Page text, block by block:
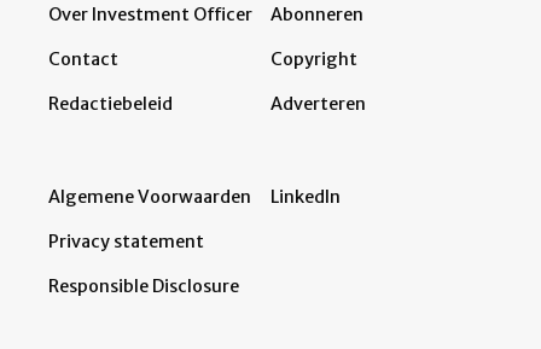
Over Investment Officer
Contact
Redactiebeleid
Abonneren
Copyright
Adverteren
Algemene Voorwaarden
Privacy statement
Responsible Disclosure
LinkedIn